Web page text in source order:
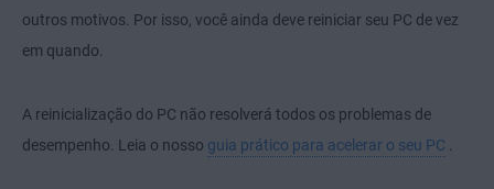
outros motivos. Por isso, você ainda deve reiniciar seu PC de vez
em quando.
A reinicialização do PC não resolverá todos os problemas de
desempenho. Leia o nosso guia prático para acelerar o seu PC